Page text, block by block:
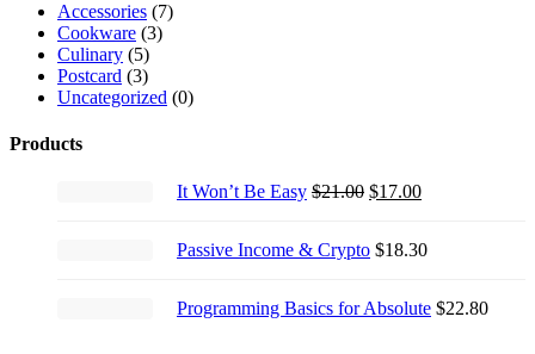
Accessories (7)
Cookware (3)
Culinary (5)
Postcard (3)
Uncategorized (0)
Products
It Won’t Be Easy $21.00 Original
$21.00.
$17.00Current
$17.00.
Passive Income & Crypto $18.30
Programming Basics for Absolute $22.80